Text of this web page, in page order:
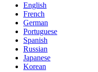
English
French
German
Portuguese
Spanish
Russian
Japanese
Korean